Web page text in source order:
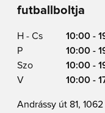
futballboltja
H - Cs
10:00 -
P
10:00 -
Szo
10:00 -
V
10:00 -
Andrássy út 81, 1062